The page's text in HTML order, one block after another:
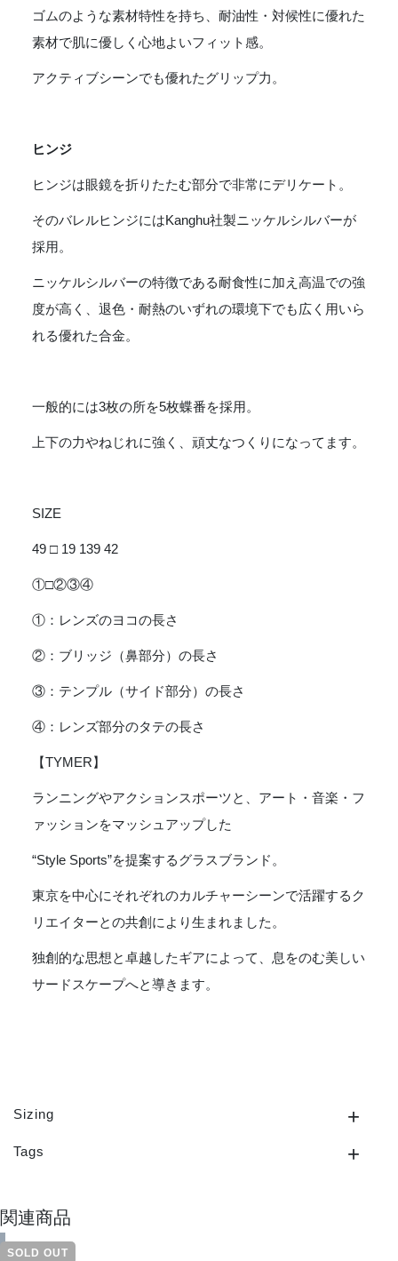
ゴムのような素材特性を持ち、耐油性・対候性に優れた
素材で肌に優しく心地よいフィット感。
アクティブシーンでも優れたグリップ力。
ヒンジ
ヒンジは眼鏡を折りたたむ部分で非常にデリケート。
そのバレルヒンジにはKanghu社製ニッケルシルバーが
採用。
ニッケルシルバーの特徴である耐食性に加え高温での強
度が高く、退色・耐熱のいずれの環境下でも広く用いら
れる優れた合金。
一般的には3枚の所を5枚蝶番を採用。
上下の力やねじれに強く、頑丈なつくりになってます。
SIZE
49 □ 19 139 42
①□②③④
①：レンズのヨコの長さ
②：ブリッジ（鼻部分）の長さ
③：テンプル（サイド部分）の長さ
④：レンズ部分のタテの長さ
【TYMER】
ランニングやアクションスポーツと、アート・音楽・フ
ァッションをマッシュアップした
“Style Sports”を提案するグラスブランド。
東京を中心にそれぞれのカルチャーシーンで活躍するク
リエイターとの共創により生まれました。
独創的な思想と卓越したギアによって、息をのむ美しい
サードスケープへと導きます。
Sizing
Tags
関連商品
SOLD OUT